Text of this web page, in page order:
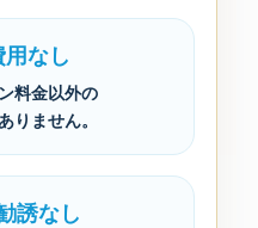
なし
料金以外の
りません。
誘なし